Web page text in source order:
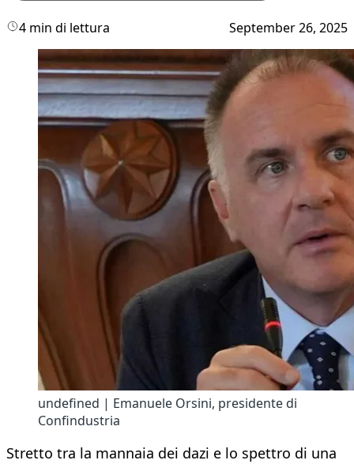
4 min di lettura September 26, 2025
undefined | Emanuele Orsini, presidente di
Confindustria
Stretto tra la mannaia dei dazi e lo spettro di una